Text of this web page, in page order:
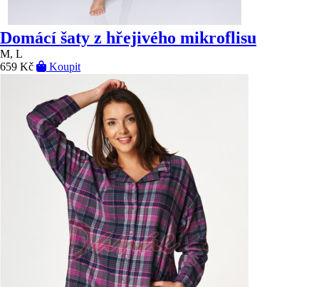
Domácí šaty z hřejivého mikroflisu
M, L
659 Kč
Koupit